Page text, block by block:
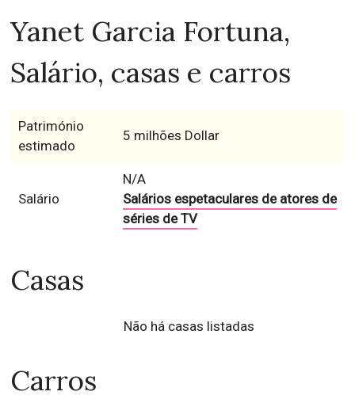
Yanet Garcia Fortuna,
Salário, casas e carros
Património
estimado
5 milhões Dollar
Salário
N/A
Salários espetaculares de atores de
séries de TV
Casas
Não há casas listadas
Carros